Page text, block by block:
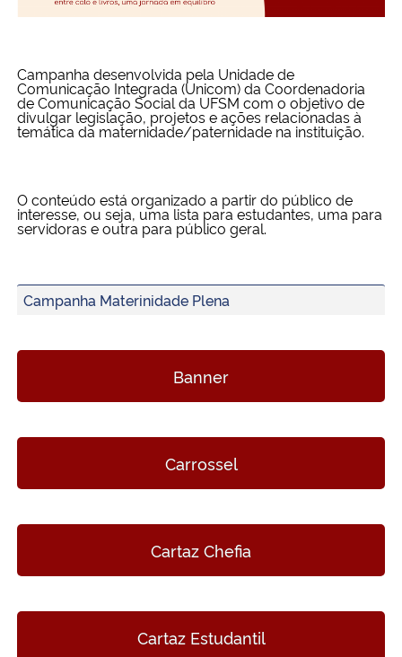
Ministério da Cidadania
Ministério de Minas e Energia
Ministério do Meio Ambiente
Ministério do Desenvolvimento Regional
Controladoria-Geral da União
Ministério da Mulher, da Família e dos Direitos Humanos
Secretaria-Geral
Secretaria de Governo
Campanha desenvolvida pela Unidade de
Comunicação Integrada (Unicom) da Coordenadoria
de Comunicação Social da UFSM com o objetivo de
divulgar legislação, projetos e ações relacionadas à
temática da maternidade/paternidade na instituição.
O conteúdo está organizado a partir do público de
interesse, ou seja, uma lista para estudantes, uma para
servidoras e outra para público geral.
Campanha Materinidade Plena
Banner
Carrossel
Cartaz Chefia
Cartaz Estudantil